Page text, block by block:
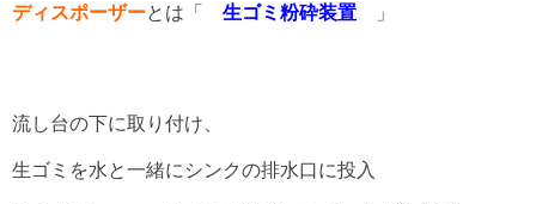
ディスポーザーとは「 生ゴミ粉砕装置 」
流し台の下に取り付け、
生ゴミを水と一緒にシンクの排水口に投入